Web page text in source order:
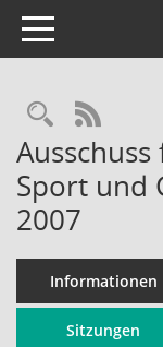
Toggle navigation
RSS-
Sport und
2007
Informationen
Sitzungen